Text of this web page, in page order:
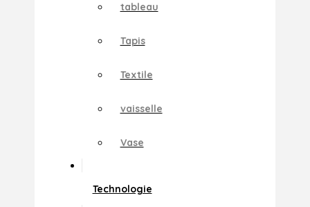
tableau
Tapis
Textile
vaisselle
Vase
Technologie